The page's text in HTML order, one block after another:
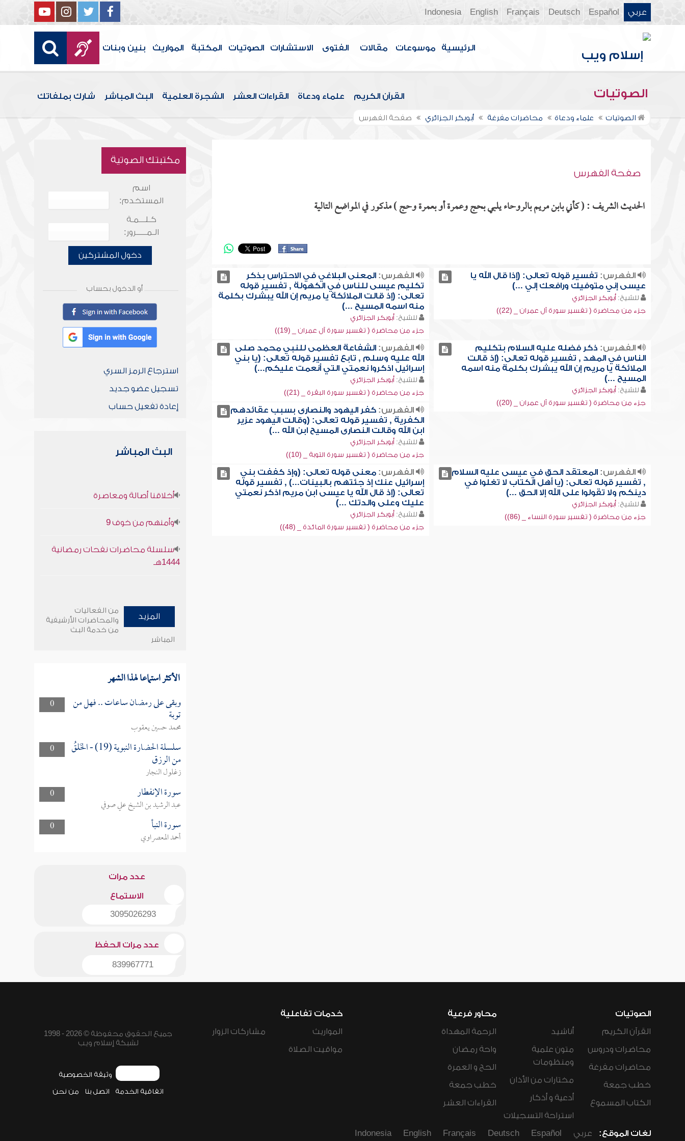
عربي Español
Deutsch
Français
English
Indonesia
الرئيسية موسوعات مقالات الفتوى الاستشارات الصوتيات المكتبة المواريث بنين وبنات
الصوتيات القرآن الكريم علماء ودعاة القراءات العشر الشجرة العلمية البث المباشر شارك بملفاتك
الصوتيات علماء ودعاة محاضرات مفرغة أبوبكر الجزائري صفحة الفهرس
صفحة الفهرس
الحديث الشريف : ( كأني بابن مريم بالروحاء يلبي بحج وعمرة أو بعمرة وحج ) مذكور في المواضع التالية
الفهرس: تفسير قوله تعالى: (إذا قال الله يا
عيسى إني متوفيك ورافعك إلي ...)
للشيخ: أبوبكر الجزائري
جزء من محاضرة ( تفسير سورة آل عمران _ (22))
الفهرس: المعنى البلاغي في الاحتراس بذكر
تكليم عيسى للناس في الكهولة , تفسير قوله
تعالى: (إذ قالت الملائكة يا مريم إن الله يبشرك بكلمة
منه اسمه المسيح ...)
للشيخ: أبوبكر الجزائري
جزء من محاضرة ( تفسير سورة آل عمران _ (19))
الفهرس: ذكر فضله عليه السلام بتكليم
الناس في المهد , تفسير قوله تعالى: (إذ قالت
الملائكة يا مريم إن الله يبشرك بكلمة منه اسمه
المسيح ...)
للشيخ: أبوبكر الجزائري
جزء من محاضرة ( تفسير سورة آل عمران _ (20))
الفهرس: الشفاعة العظمى للنبي محمد صلى
الله عليه وسلم , تابع تفسير قوله تعالى: (يا بني
إسرائيل اذكروا نعمتي التي أنعمت عليكم...)
للشيخ: أبوبكر الجزائري
جزء من محاضرة ( تفسير سورة البقرة _ (21))
الفهرس: كفر اليهود والنصارى بسبب عقائدهم
الكفرية , تفسير قوله تعالى: (وقالت اليهود عزير
ابن الله وقالت النصارى المسيح ابن الله ...)
للشيخ: أبوبكر الجزائري
جزء من محاضرة ( تفسير سورة التوبة _ (10))
الفهرس:المعتقد الحق في عيسى عليه السلام
, تفسير قوله تعالى: (يا أهل الكتاب لا تغلوا في
دينكم ولا تقولوا على الله إلا الحق ...)
للشيخ: أبوبكر الجزائري
جزء من محاضرة ( تفسير سورة النساء _ (86))
الفهرس: معنى قوله تعالى: (وإذ كففت بني
إسرائيل عنك إذ جئتهم بالبينات...) , تفسير قوله
تعالى: (إذ قال الله يا عيسى ابن مريم اذكر نعمتي
عليك وعلى والدتك ...)
للشيخ: أبوبكر الجزائري
جزء من محاضرة ( تفسير سورة المائدة _ (48))
مكتبتك الصوتية
اسم
المستخدم:
كـلـــمـة
الـمـــــرور:
دخول المشتركين
أو الدخول بحساب
استرجاع الرمز السري
تسجيل عضو جديد
إعادة تفعيل حساب
البث المباشر
أخلاقنا أصالة ومعاصرة
وأمنهم من خوف 9
سلسلة محاضرات نفحات رمضانية
1444هـ
المزيد
من الفعاليات
والمحاضرات الأرشيفية
من خدمة البث
المباشر
الأكثر استماعا لهذا الشهر
0 وبقى على رمضان ساعات .. فهل من
توبة
محمد حسين يعقوب
0
سلسلة الحضارة النبوية (19) - الخَلقُ
من الرزق
زغلول النجار
0
سورة الإنفطار
عبد الرشيد بن الشيخ علي صوفي
0
سورة النبأ
أحمد المعصراوي
عدد مرات
الاستماع
3095026293
عدد مرات الحفظ
839967771
الصوتيات
القرآن الكريم
محاضرات ودروس
محاضرات مفرغة
خطب جمعة
الكتاب المسموع
أناشيد
متون علمية
ومنظومات
مختارات من الأذان
أدعية و أذكار
استراحة التسجيلات
محاور فرعية
الرحمة المهداة
واحة رمضان
الحج و العمرة
خطب جمعة
القراءات العشر
خدمات تفاعلية
المواريث
مواقيت الصلاة
مشاركات الزوار
جميع الحقوق محفوظة © 2026 - 1998
لشبكة إسلام ويب
وثيقة الخصوصية
اتفاقية الخدمة اتصل بنا من نحن
لغات الموقع: عربي Español
Deutsch
Français
English
Indonesia